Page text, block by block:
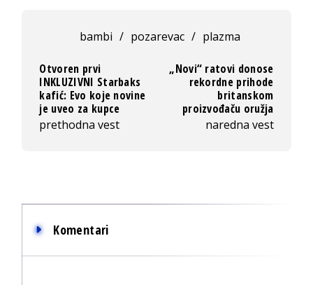
bambi / pozarevac / plazma
Otvoren prvi
INKLUZIVNI Starbaks
kafić: Evo koje novine
je uveo za kupce
prethodna vest
„Novi“ ratovi donose
rekordne prihode
britanskom
proizvođaču oružja
naredna vest
Komentari